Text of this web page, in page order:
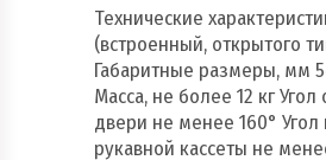
Технические
(встроенный, открытого
Габаритные размеры, мм
Масса, не более 12 кг
двери не менее 160° Угол
рукавной кассеты не